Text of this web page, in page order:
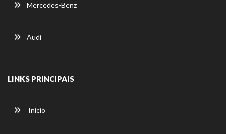
Mercedes-Benz
Audi
LINKS PRINCIPAIS
Início